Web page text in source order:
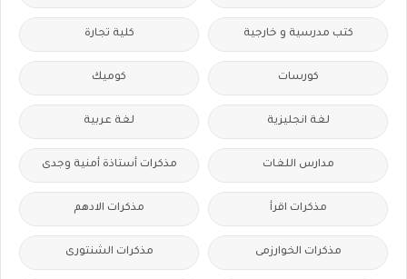
كتب مدرسية و خارجية كلية تجارة
كورسات كوميك
لغة انجليزية لغة عربية
مدارس اللغات مذكرات أستاذة أمنية وجدى
مذكرات اقرأ مذكرات الادهم
مذكرات الخوارزمى مذكرات الشنتورى